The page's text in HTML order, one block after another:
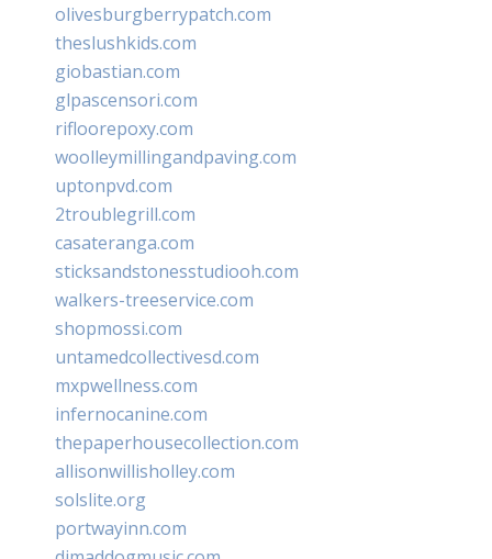
olivesburgberrypatch.com
theslushkids.com
giobastian.com
glpascensori.com
rifloorepoxy.com
woolleymillingandpaving.com
uptonpvd.com
2troublegrill.com
casateranga.com
sticksandstonesstudiooh.com
walkers-treeservice.com
shopmossi.com
untamedcollectivesd.com
mxpwellness.com
infernocanine.com
thepaperhousecollection.com
allisonwillisholley.com
solslite.org
portwayinn.com